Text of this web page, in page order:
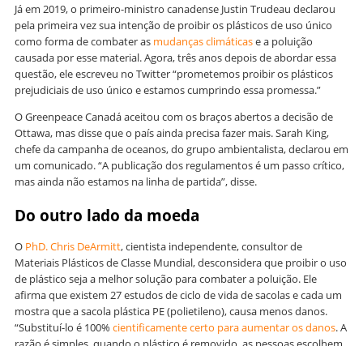
Já em 2019, o primeiro-ministro canadense Justin Trudeau declarou
pela primeira vez sua intenção de proibir os plásticos de uso único
como forma de combater as mudanças climáticase a poluição
causada por esse material. Agora, três anos depois de abordar essa
questão, ele escreveu no Twitter “prometemos proibir os plásticos
prejudiciais de uso único e estamos cumprindo essa promessa.”
O Greenpeace Canadá aceitou com os braços abertos a decisão de
Ottawa, mas disse que o país ainda precisa fazer mais. Sarah King,
chefe da campanha de oceanos, do grupo ambientalista, declarou em
um comunicado. “A publicação dos regulamentos é um passo crítico,
mas ainda não estamos na linha de partida”, disse.
Do outro lado da moeda
O PhD. Chris DeArmitt, cientista independente, consultor de
Materiais Plásticos de Classe Mundial, desconsidera que proibir o uso
de plástico seja a melhor solução para combater a poluição. Ele
afirma que existem 27 estudos de ciclo de vida de sacolas e cada um
mostra que a sacola plástica PE (polietileno), causa menos danos.
“Substituí-lo é 100% cientificamente certo para aumentar os danos. A